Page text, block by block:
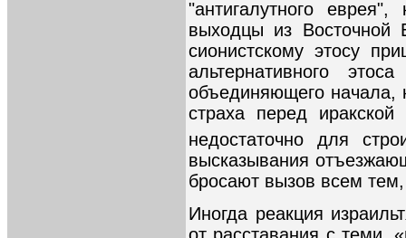
"антигалутного
выходцы из Восточной
сионистскому этосу
альтернативного
объединяющего начала,
страха перед иракской
недостаточно для
высказывания
бросают вызов всем тем,
Иногда реакция